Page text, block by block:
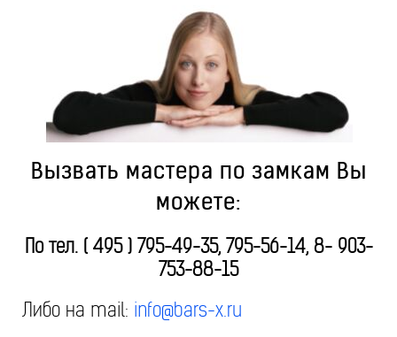
Вызвать мастера по замкам Вы
можете:
По тел. ( 495 ) 795-49-35, 795-56-14, 8- 903-
753-88-15
Либо на mail: info@bars-x.ru